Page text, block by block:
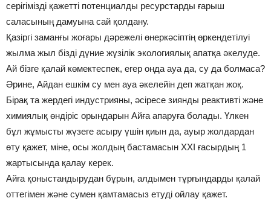
серігімізді қажетті потенциалды ресурстарды ғарыш
саласының дамуына сай қолдану.
Қазіргі заманғы жоғары дәрежелі өнеркәсіптің өркендетілуі
жылма жыл бізді дүние жүзілік экологиялық апатқа әкелуде.
Ай бізге қалай көмектеспек, егер онда ауа да, су да болмаса?
Әрине, Айдан ешкім су мен ауа әкелейін деп жатқан жоқ.
Бірақ та жердегі индустрияны, әсіресе зиянды реактивті және
химиялық өндіріс орындарын Айға апаруға болады. Үлкен
бұл жұмысты жүзеге асыру үшін қиын да, ауыр жолдардан
өту қажет, міне, осы жолдың бастамасын ХХІ ғасырдың 1
жартысында қалау керек.
Айға қоныстандырудан бұрын, алдымен тұрғындарды қалай
оттегімен және сумен қамтамасыз етуді ойлау қажет.